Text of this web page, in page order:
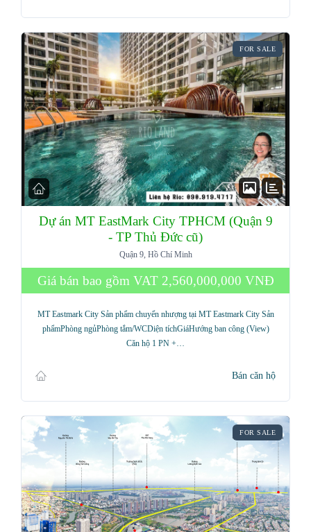
FOR SALE
Dự án MT EastMark City TPHCM (Quận 9
- TP Thủ Đức cũ)
Quận 9, Hồ Chí Minh
Giá bán bao gồm VAT 2,560,000,000 VNĐ
MT Eastmark City Sản phẩm chuyển nhượng tại MT Eastmark City Sản
phẩmPhòng ngủPhòng tắm/WCDiện tíchGiáHướng ban công (View)
Căn hộ 1 PN +…
Bán căn hộ
FOR SALE